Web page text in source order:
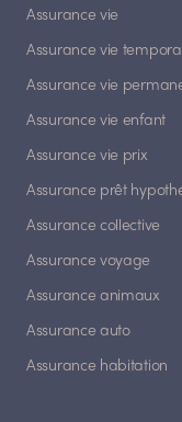
Assurance vie
Assurance vie
Assurance vie
Assurance vie enfant
Assurance vie prix
Assurance prêt
Assurance collective
Assurance voyage
Assurance animaux
Assurance auto
Assurance habitation